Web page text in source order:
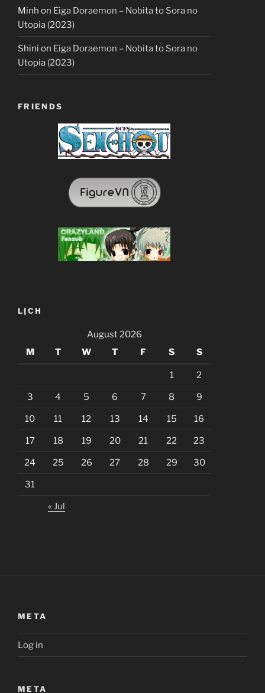
Minh on Eiga Doraemon – Nobita to Sora no
Utopia (2023)
Shini on Eiga Doraemon – Nobita to Sora no
Utopia (2023)
FRIENDS
LỊCH
August 2026
M
T W T F S S
1 2
3 4 5 6 7 8 9
10 11 12 13 14 15 16
17 18 19 20 21 22 23
24 25 26 27 28 29 30
31
« Jul
META
Log in
META